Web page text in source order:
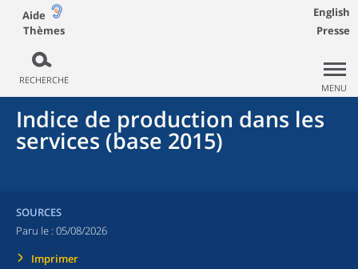
Aide
Thèmes
RECHERCHE
English
Presse
MENU
Indice de production dans les
services (base 2015)
SOURCES
Paru le : 05/08/2026
Imprimer